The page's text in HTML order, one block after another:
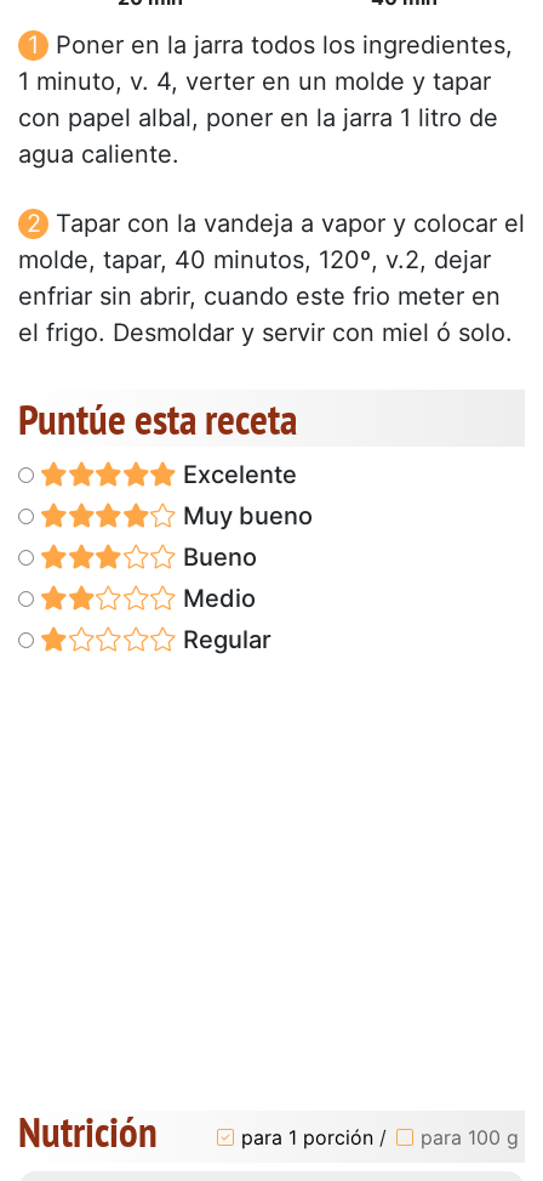
Poner en la jarra todos los ingredientes,
1 minuto, v. 4, verter en un molde y tapar
con papel albal, poner en la jarra 1 litro de
agua caliente.
Tapar con la vandeja a vapor y colocar el
molde, tapar, 40 minutos, 120º, v.2, dejar
enfriar sin abrir, cuando este frio meter en
el frigo. Desmoldar y servir con miel ó solo.
Puntúe esta receta
Excelente
Muy bueno
Bueno
Medio
Regular
Nutrición para 1 porción / para 100 g